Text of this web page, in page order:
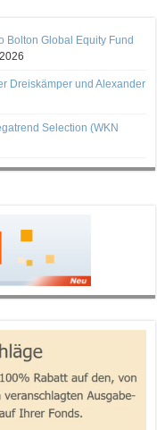
Bolton Global Equity Fund
Dreiskämper und Alexander
Selection (WKN